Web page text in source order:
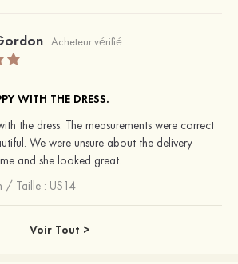
Acheteur vérifié
WITH THE DRESS.
the dress. The measurements were correct
We were unsure about the delivery
and she looked great.
/ Taille : US14
Voir Tout >